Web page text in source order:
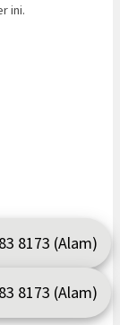
ini.
8173 (Alam)
8173 (Alam)